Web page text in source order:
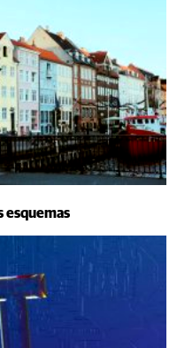
esquemas